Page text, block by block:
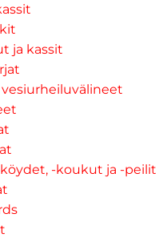
ja kassit
-koukut ja -peilit